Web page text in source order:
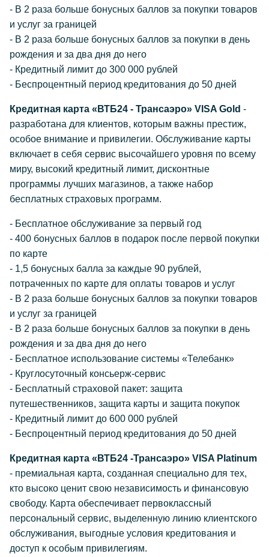
- В 2 раза больше бонусных баллов за покупки товаров
и услуг за границей
- В 2 раза больше бонусных баллов за покупки в день
рождения и за два дня до него
- Кредитный лимит до 300 000 рублей
- Беспроцентный период кредитования до 50 дней
Кредитная карта «ВТБ24 - Трансаэро» VISA Gold -
разработана для клиентов, которым важны престиж,
особое внимание и привилегии. Обслуживание карты
включает в себя сервис высочайшего уровня по всему
миру, высокий кредитный лимит, дисконтные
программы лучших магазинов, а также набор
бесплатных страховых программ.
- Бесплатное обслуживание за первый год
- 400 бонусных баллов в подарок после первой покупки
по карте
- 1,5 бонусных балла за каждые 90 рублей,
потраченных по карте для оплаты товаров и услуг
- В 2 раза больше бонусных баллов за покупки товаров
и услуг за границей
- В 2 раза больше бонусных баллов за покупки в день
рождения и за два дня до него
- Бесплатное использование системы «Телебанк»
- Круглосуточный консьерж-сервис
- Бесплатный страховой пакет: защита
путешественников, защита карты и защита покупок
- Кредитный лимит до 600 000 рублей
- Беспроцентный период кредитования до 50 дней
Кредитная карта «ВТБ24 -Трансаэро» VISA Platinum
- премиальная карта, созданная специально для тех,
кто высоко ценит свою независимость и финансовую
свободу. Карта обеспечивает первоклассный
персональный сервис, выделенную линию клиентского
обслуживания, выгодные условия кредитования и
доступ к особым привилегиям.